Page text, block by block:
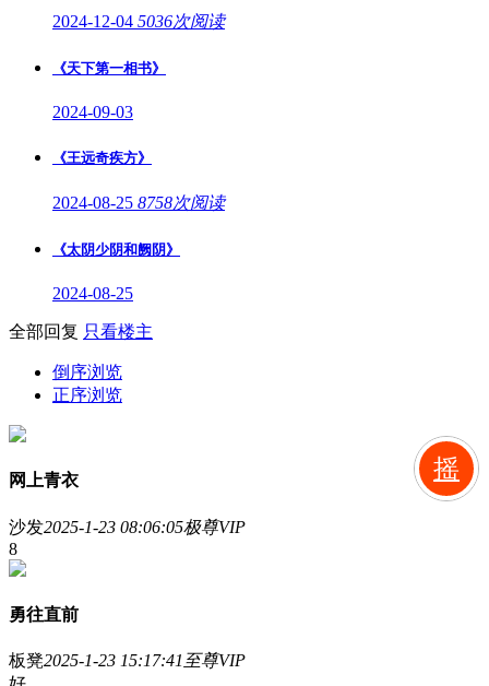
2024-12-04 5036次阅读
《天下第一相书》
2024-09-03
《王远奇疾方》
2024-08-25 8758次阅读
《太阴少阴和阙阴》
2024-08-25
全部回复 只看楼主
倒序浏览
正序浏览
网上青衣
沙发2025-1-23 08:06:05极尊VIP
8
勇往直前
板凳2025-1-23 15:17:41 至尊VIP
摇